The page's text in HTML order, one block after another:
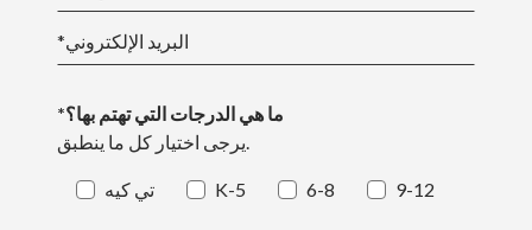
*البريد الإلكتروني
*ما هي الدرجات التي تهتم بها؟
تي كيه K-5 6-8 9-12